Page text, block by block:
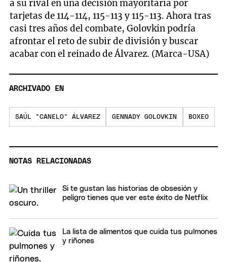
a su rival en una decisión mayoritaria por
tarjetas de 114-114, 115-113 y 115-113. Ahora tras
casi tres años del combate, Golovkin podría
afrontar el reto de subir de división y buscar
acabar con el reinado de Álvarez. (Marca-USA)
ARCHIVADO EN
SAÚL "CANELO" ÁLVAREZ GENNADY GOLOVKIN BOXEO
NOTAS RELACIONADAS
Si te gustan las historias de obsesión y
peligro tienes que ver este éxito de Netflix
La lista de alimentos que cuida tus pulmones
y riñones